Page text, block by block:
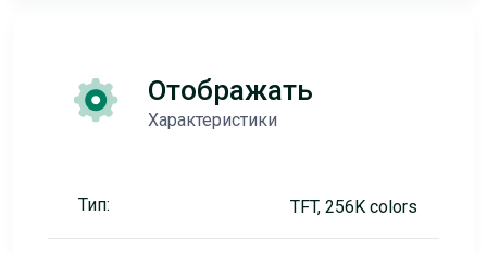
Отображать
Характеристики
Тип: TFT, 256K colors